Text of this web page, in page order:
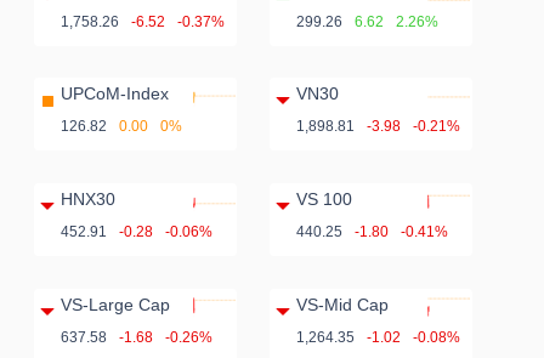
1,758.26 -6.52 -0.37% 299.26 6.62 2.26%
UPCoM-Index
126.82 0.00 0%
VN30
1,898.81 -3.98 -0.21%
HNX30
452.91 -0.28 -0.06%
VS 100
440.25 -1.80 -0.41%
VS-Large Cap
637.58 -1.68 -0.26%
VS-Mid Cap
1,264.35 -1.02 -0.08%